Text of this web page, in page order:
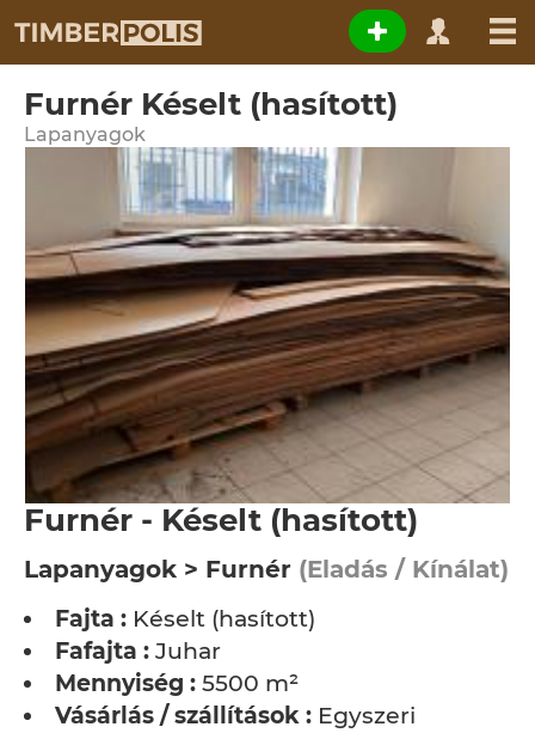
Furnér Késelt (hasított)
Lapanyagok
Furnér - Késelt (hasított)
Lapanyagok > Furnér (Eladás / Kínálat)
Fajta : Késelt (hasított)
Fafajta : Juhar
Mennyiség : 5500 m²
Vásárlás / szállítások : Egyszeri